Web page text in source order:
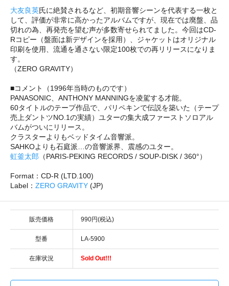
大友良英氏に絶賛されるなど、初期音響シーンを代表する一枚と
して、評価が非常に高かったアルバムですが、現在では廃盤、品
切れの為、再発売を望む声が多数寄せられてました。今回はCD-
Rコピー（盤面は新デザインを採用）、ジャケットはオリジナル
印刷を使用、流通を通さない限定100枚での再リリースになりま
す。
（ZERO GRAVITY）
■コメント（1996年当時のものです）
PANASONIC、ANTHONY MANNINGを凌駕する才能。
60タイトルのテープ作品で、パリペキンで伝説を築いた（テープ
売上ダントツNO.1の実績）ユターの集大成ファーストソロアル
バムがついにリリース。
クラスターよりもベッドタイム音響派。
SAHKOよりも石庭派…の音響派界、震感のユター。
虹釜太郎 （PARIS-PEKING RECORDS / SOUP-DISK / 360°）
Format：CD-R (LTD.100)
Label： ZERO GRAVITY (JP)
販売価格 990円(税込)
型番 LA-5900
在庫状況 Sold Out!!!